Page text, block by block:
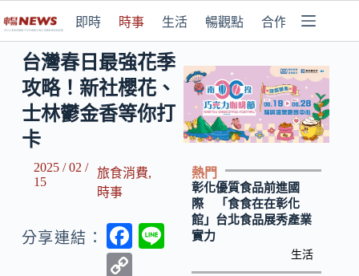
即時 時事 生活 暢觀點 合作媒體
台灣春日最強花季
攻略！新社櫻花、
士林鬱金香等你打
卡
2025 / 02 /
15
旅食消費,
時事
分享連結：
F
熱門
彰化優質食品前進國
際 「食食在在彰化
館」台北食品展秀產業
實力
生活